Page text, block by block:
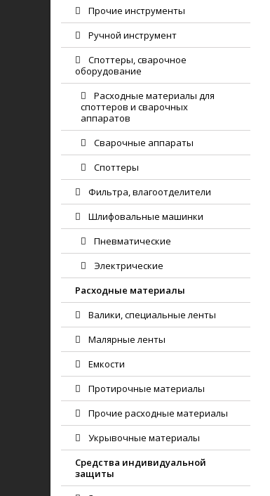
Прочие инструменты
Ручной инструмент
Споттеры, сварочное
оборудование
Расходные материалы для
споттеров и сварочных
аппаратов
Сварочные аппараты
Споттеры
Фильтра, влагоотделители
Шлифовальные машинки
Пневматические
Электрические
Расходные материалы
Валики, специальные ленты
Малярные ленты
Емкости
Протирочные материалы
Прочие расходные материалы
Укрывочные материалы
Средства индивидуальной
защиты